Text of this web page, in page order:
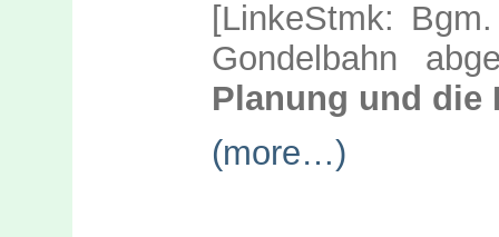
[LinkeStmk:
Gondelbahn
Planung und die
(more…)